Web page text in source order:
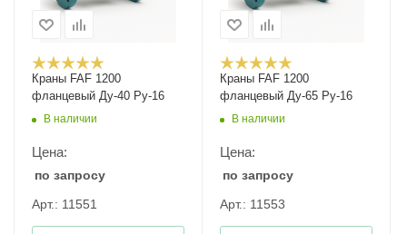
Краны FAF 1200
фланцевый Ду-40 Ру-16
В наличии
Цена:
по запросу
Арт.: 11551
Краны FAF 1200
фланцевый Ду-65 Ру-16
В наличии
Цена:
по запросу
Арт.: 11553